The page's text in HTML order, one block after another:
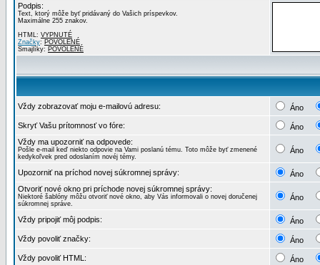
Podpis:
Text, ktorý môže byť pridávaný do Vašich príspevkov.
Maximálne 255 znakov.
HTML: VYPNUTÉ
Značky: POVOLENÉ
Smajlíky: POVOLENÉ
Vždy zobrazovať moju e-mailovú adresu: Áno
Skryť Vašu prítomnosť vo fóre:
Áno
Vždy ma upozorniť na odpovede:
Pošle e-mail keď niekto odpovie na Vami poslanú tému. Toto môže byť zmenené
kedykoľvek pred odoslaním novéj témy.
Áno
Upozorniť na príchod novej súkromnej správy:
Áno
Otvoriť nové okno pri príchode novej súkromnej správy:
Niektoré šablóny môžu otvoriť nové okno, aby Vás informovali o novej doručenej
súkromnej správe.
Áno
Vždy pripojiť môj podpis: Áno
Vždy povoliť značky: Áno
Vždy povoliť HTML: Áno